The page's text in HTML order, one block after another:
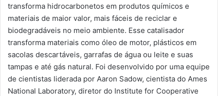
transforma hidrocarbonetos em produtos químicos e
materiais de maior valor, mais fáceis de reciclar e
biodegradáveis ​​no meio ambiente. Esse catalisador
transforma materiais como óleo de motor, plásticos em
sacolas descartáveis, garrafas de água ou leite e suas
tampas e até gás natural. Foi desenvolvido por uma equipe
de cientistas liderada por Aaron Sadow, cientista do Ames
National Laboratory, diretor do Institute for Cooperative